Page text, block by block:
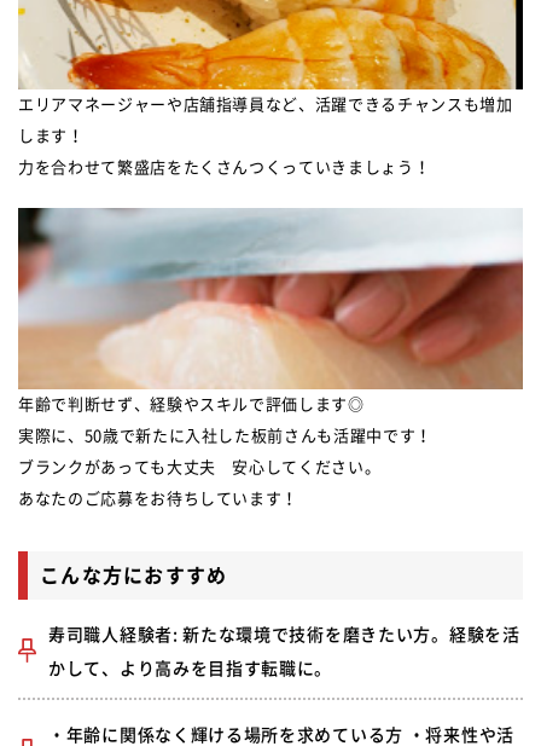
エリアマネージャーや店舗指導員など、活躍できるチャンスも増加
します！
力を合わせて繁盛店をたくさんつくっていきましょう！
年齢で判断せず、経験やスキルで評価します◎
実際に、50歳で新たに入社した板前さんも活躍中です！
ブランクがあっても大丈夫 安心してください。
あなたのご応募をお待ちしています！
こんな方におすすめ
寿司職人経験者: 新たな環境で技術を磨きたい方。経験を活
かして、より高みを目指す転職に。
・年齢に関係なく輝ける場所を求めている方 ・将来性や活